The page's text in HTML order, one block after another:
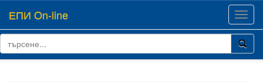
ЕПИ On-line